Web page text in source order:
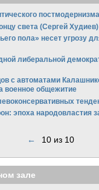
света (Сергей Худиев)
пола» несет угрозу
либеральной
с автоматами
военное общежитие
эпоха народовластия
← 10 из 10
зале